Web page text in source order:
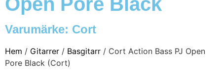
Varumärke: Cort
Hem / Gitarrer / Basgitarr / Cort Action Bass PJ Open
Pore Black (Cort)